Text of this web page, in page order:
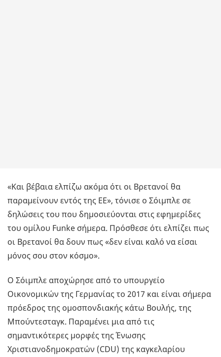
«Και βέβαια ελπίζω ακόμα ότι οι Βρετανοί θα
παραμείνουν εντός της ΕΕ», τόνισε ο Σόιμπλε σε
δηλώσεις του που δημοσιεύονται στις εφημερίδες
του ομίλου Funke σήμερα. Πρόσθεσε ότι ελπίζει πως
οι Βρετανοί θα δουν πως «δεν είναι καλό να είσαι
μόνος σου στον κόσμο».
Ο Σόιμπλε αποχώρησε από το υπουργείο
Οικονομικών της Γερμανίας το 2017 και είναι σήμερα
πρόεδρος της ομοσπονδιακής κάτω Βουλής, της
Μπούντεσταγκ. Παραμένει μια από τις
σημαντικότερες μορφές της Ένωσης
Χριστιανοδημοκρατών (CDU) της καγκελαρίου